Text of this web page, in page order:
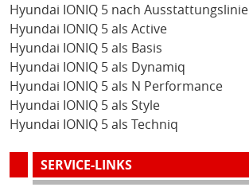
Hyundai IONIQ 5 nach Ausstattungslinie
Hyundai IONIQ 5 als Active
Hyundai IONIQ 5 als Basis
Hyundai IONIQ 5 als Dynamiq
Hyundai IONIQ 5 als N Performance
Hyundai IONIQ 5 als Style
Hyundai IONIQ 5 als Techniq
SERVICE-LINKS